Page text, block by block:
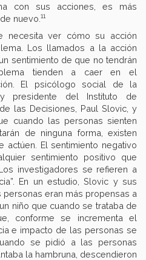
con sus acciones, es más
nuevo. 11
necesita ver cómo su acción
Los llamados a la acción
sentimiento de que no tendrán
tienden a caer en el
El psicólogo social de la
presidente del Instituto de
las Decisiones, Paul Slovic, y
cuando las personas sienten
de ninguna forma, existen
actúen. El sentimiento negativo
sentimiento positivo que
investigadores se refieren a
En un estudio, Slovic y sus
eran más propensas a
niño que cuando se trataba de
conforme se incrementa el
e impacto de las personas se
se pidió a las personas
la hambruna, descendieron